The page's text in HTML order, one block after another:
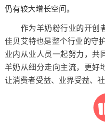
仍有较大增长空间。
作为羊奶粉行业的开创者
佳贝艾特也是整个行业的守
业内从业人员一起努力，共
羊奶从细分走向主流，更好
让消费者受益、业界受益、